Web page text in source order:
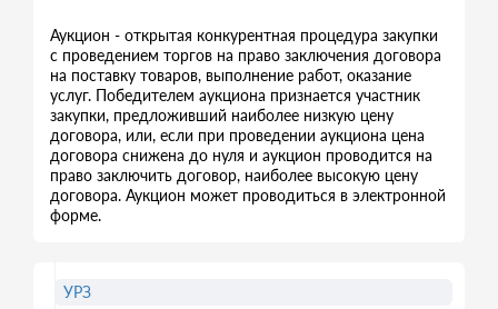
Аукцион - открытая конкурентная процедура закупки
с проведением торгов на право заключения договора
на поставку товаров, выполнение работ, оказание
услуг. Победителем аукциона признается участник
закупки, предложивший наиболее низкую цену
договора, или, если при проведении аукциона цена
договора снижена до нуля и аукцион проводится на
право заключить договор, наиболее высокую цену
договора. Аукцион может проводиться в электронной
форме.
УРЗ